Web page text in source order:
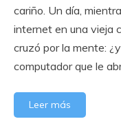
cariño. Un día,
internet en una vieja
cruzó por la mente:
computador que le
Leer más